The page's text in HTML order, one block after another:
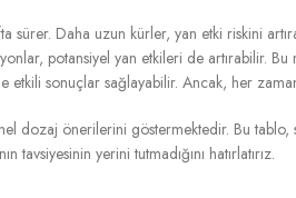
sürer. Daha uzun kürler, yan etki riskini
potansiyel yan etkileri de artırabilir. Bu
sonuçlar sağlayabilir. Ancak, her
dozaj önerilerini göstermektedir. Bu
yerini tutmadığını hatırlatırız.